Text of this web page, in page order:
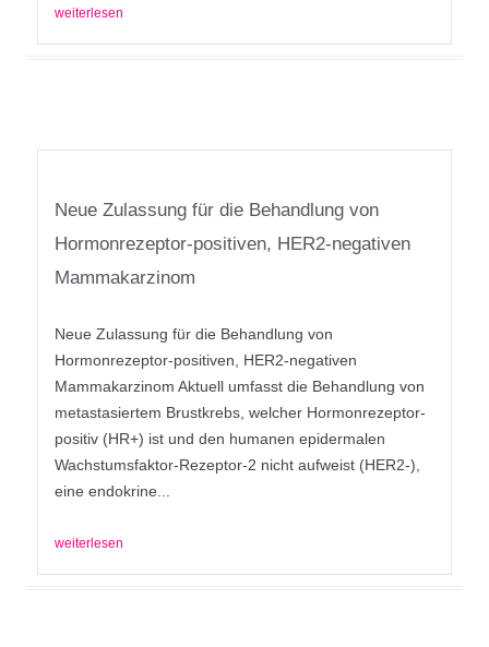
weiterlesen
Neue Zulassung für die Behandlung von
Hormonrezeptor-positiven, HER2-negativen
Mammakarzinom
Neue Zulassung für die Behandlung von
Hormonrezeptor-positiven, HER2-negativen
Mammakarzinom Aktuell umfasst die Behandlung von
metastasiertem Brustkrebs, welcher Hormonrezeptor-
positiv (HR+) ist und den humanen epidermalen
Wachstumsfaktor-Rezeptor-2 nicht aufweist (HER2-),
eine endokrine...
weiterlesen